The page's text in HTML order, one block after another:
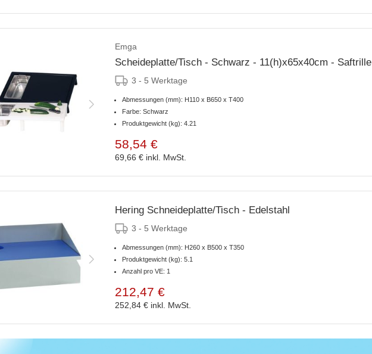
Emga
Scheideplatte/Tisch - Schwarz - 11(h)x65x40cm - Saftrille
3 - 5 Werktage
Abmessungen (mm): H110 x B650 x T400
Farbe: Schwarz
Produktgewicht (kg): 4.21
58,54 €
69,66 € inkl. MwSt.
Hering Schneideplatte/Tisch - Edelstahl
3 - 5 Werktage
Abmessungen (mm): H260 x B500 x T350
Produktgewicht (kg): 5.1
Anzahl pro VE: 1
212,47 €
252,84 € inkl. MwSt.